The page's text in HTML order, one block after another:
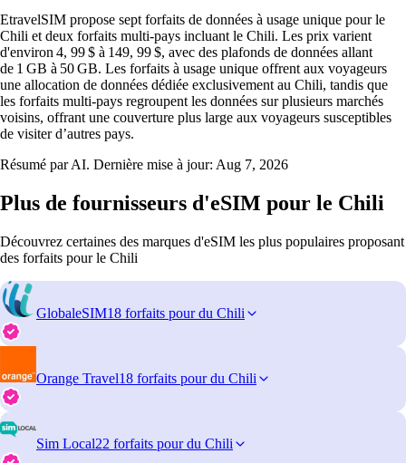
EtravelSIM propose sept forfaits de données à usage unique pour le
Chili et deux forfaits multi‑pays incluant le Chili. Les prix varient
d'environ 4, 99 $ à 149, 99 $, avec des plafonds de données allant
de 1 GB à 50 GB. Les forfaits à usage unique offrent aux voyageurs
une allocation de données dédiée exclusivement au Chili, tandis que
les forfaits multi‑pays regroupent les données sur plusieurs marchés
voisins, offrant une couverture plus large aux voyageurs susceptibles
de visiter d’autres pays.
Résumé par AI. Dernière mise à jour: Aug 7, 2026
Plus de fournisseurs d'eSIM pour le Chili
Découvrez certaines des marques d'eSIM les plus populaires proposant
des forfaits pour le Chili
GlobaleSIM18 forfaits pour du Chili
Orange Travel18 forfaits pour du Chili
Sim Local22 forfaits pour du Chili